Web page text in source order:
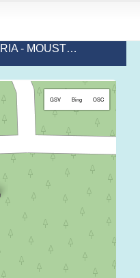
Informations ESAT LE COURRIA - MOUSTEY
GSV Bing OSC